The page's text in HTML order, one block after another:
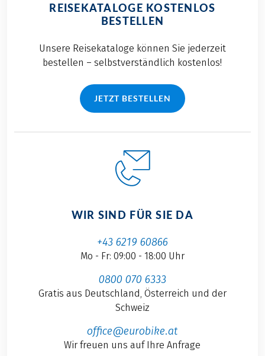
REISEKATALOGE KOSTENLOS
BESTELLEN
Unsere Reisekataloge können Sie jederzeit
bestellen – selbstverständlich kostenlos!
JETZT BESTELLEN
WIR SIND FÜR SIE DA
+43 6219 60866
Mo - Fr: 09:00 - 18:00 Uhr
0800 070 6333
Gratis aus Deutschland, Österreich und der
Schweiz
office@eurobike.at
Wir freuen uns auf Ihre Anfrage